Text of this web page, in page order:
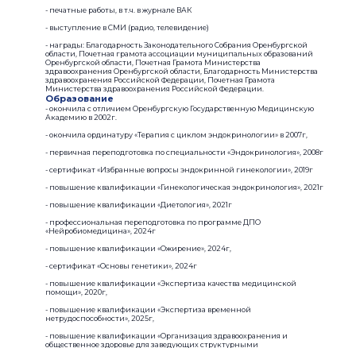
- печатные работы, в т.ч. в журнале ВАК
- выступление в СМИ (радио, телевидение)
- награды: Благодарность Законодательного Собрания Оренбургской
области, Почетная грамота ассоциации муниципальных образований
Оренбургской области, Почетная Грамота Министерства
здравоохранения Оренбургской области, Благодарность Министерства
здравоохранения Российской Федерации, Почетная Грамота
Министерства здравоохранения Российской Федерации.
Образование
- окончила с отличием Оренбургскую Государственную Медицинскую
Академию в 2002г.
- окончила ординатуру «Терапия с циклом эндокринологии» в 2007г,
- первичная переподготовка по специальности «Эндокринология», 2008г
- сертификат «Избранные вопросы эндокринной гинекологии», 2019г
- повышение квалификации «Гинекологическая эндокринология», 2021г
- повышение квалификации «Диетология», 2021г
- профессиональная переподготовка по программе ДПО
«Нейробиомедицина», 2024г
- повышение квалификации «Ожирение», 2024г,
- сертификат «Основы генетики», 2024г
- повышение квалификации «Экспертиза качества медицинской
помощи», 2020г,
- повышение квалификации «Экспертиза временной
нетрудоспособности», 2025г,
- повышение квалификации «Организация здравоохранения и
общественное здоровье для заведующих структурными